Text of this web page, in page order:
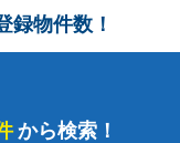
録物件数！
から検索！